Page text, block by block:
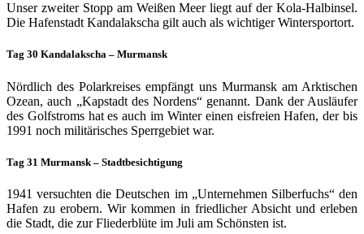
Unser zweiter Stopp am Weißen Meer liegt auf der Kola-Halbinsel.
Die Hafenstadt Kandalakscha gilt auch als wichtiger Wintersportort.
Tag 30 Kandalakscha – Murmansk
Nördlich des Polarkreises empfängt uns Murmansk am Arktischen
Ozean, auch „Kapstadt des Nordens“ genannt. Dank der Ausläufer
des Golfstroms hat es auch im Winter einen eisfreien Hafen, der bis
1991 noch militärisches Sperrgebiet war.
Tag 31 Murmansk – Stadtbesichtigung
1941 versuchten die Deutschen im „Unternehmen Silberfuchs“ den
Hafen zu erobern. Wir kommen in friedlicher Absicht und erleben
die Stadt, die zur Fliederblüte im Juli am Schönsten ist.